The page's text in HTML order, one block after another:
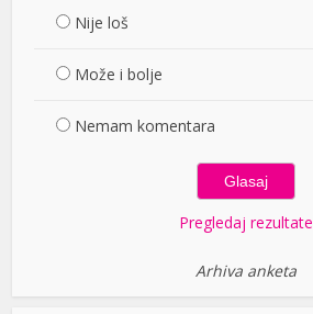
Nije loš
Može i bolje
Nemam komentara
Pregledaj rezultate
Arhiva anketa